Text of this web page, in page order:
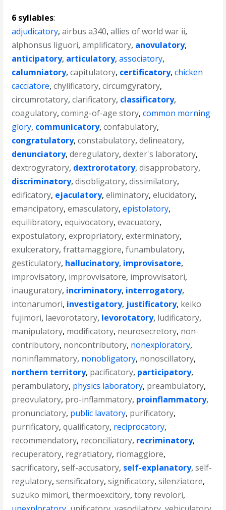
6 syllables:
adjudicatory,airbus a340,allies of world war ii,
alphonsus liguori,amplificatory, anovulatory,
anticipatory, articulatory,associatory,
calumniatory,capitulatory, certificatory,chicken
cacciatore,chylificatory,circumgyratory,
circumrotatory,clarificatory, classificatory,
coagulatory,coming-of-age story,common morning
glory, communicatory,confabulatory,
congratulatory,constabulatory,delineatory,
denunciatory,deregulatory,dexter's laboratory,
dextrogyratory, dextrorotatory,disapprobatory,
discriminatory,disobligatory,dissimilatory,
edificatory, ejaculatory,eliminatory,elucidatory,
emancipatory,emasculatory,epistolatory,
equilibratory,equivocatory,evacuatory,
expostulatory,expropriatory,exterminatory,
exulceratory,frattamaggiore,funambulatory,
gesticulatory, hallucinatory, improvisatore,
improvisatory, improvvisatore, improvvisatori,
inauguratory, incriminatory, interrogatory,
intonarumori, investigatory, justificatory, keiko
fujimori, laevorotatory, levorotatory, ludificatory,
manipulatory, modificatory, neurosecretory, non-
contributory, noncontributory, nonexploratory,
noninflammatory, nonobligatory, nonoscillatory,
northern territory, pacificatory, participatory,
perambulatory, physics laboratory, preambulatory,
preovulatory, pro-inflammatory, proinflammatory,
pronunciatory, public lavatory, purificatory,
purrificatory,qualificatory, reciprocatory,
recommendatory, reconciliatory, recriminatory,
recuperatory, regratiatory, riomaggiore,
sacrificatory,self-accusatory, self-explanatory,self-
regulatory,sensificatory,significatory,silenziatore,
suzuko mimori,thermoexcitory,tony revolori,